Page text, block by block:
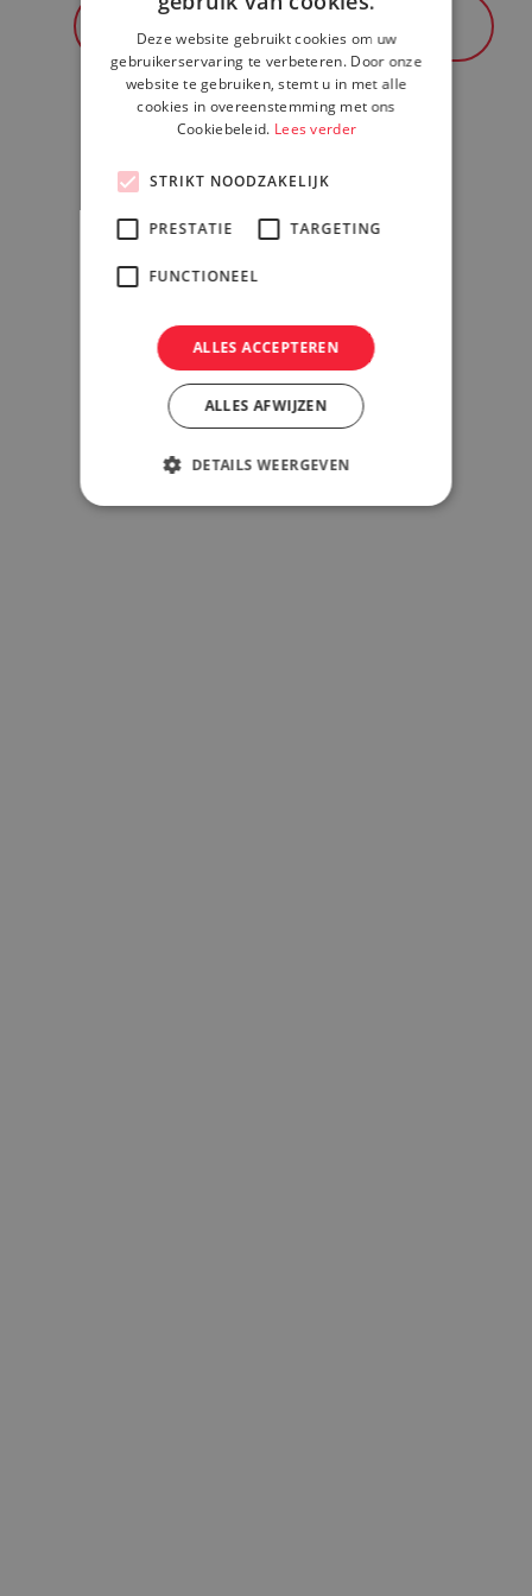
Volgende pagina
van begin tot eind. Wij waarborgen
kwaliteit en efficiëntie die van een
IT-dienstverlener verwacht mag
& Advies
Deze website gebruikt cookies om uw
gebruikerservaring te verbeteren. Door onze
website te gebruiken, stemt u in met alle
cookies in overeenstemming met ons
Cookiebeleid. Lees verder
STRIKT NOODZAKELIJK
PRESTATIE TARGETING
FUNCTIONEEL
ALLES ACCEPTEREN
ALLES AFWIJZEN
DETAILS WEERGEVEN